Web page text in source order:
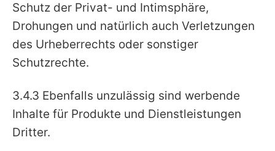
Schutz der Privat- und Intimsphäre,
Drohungen und natürlich auch Verletzungen
des Urheberrechts oder sonstiger
Schutzrechte.
3.4.3 Ebenfalls unzulässig sind werbende
Inhalte für Produkte und Dienstleistungen
Dritter.